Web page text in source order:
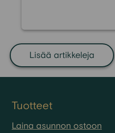
aktiivista
korjaamiseksi.
lopullinen
yleensä 15-20
aika elää ulosoton
piirissä ilman
Lisää artikkeleja
Tuotteet
Laina asunnon ostoon